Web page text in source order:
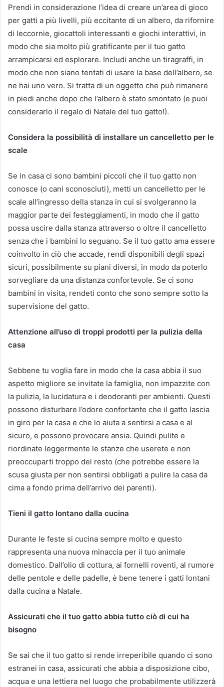
Prendi in considerazione l’idea di creare un’area di gioco
per gatti a più livelli, più eccitante di un albero, da rifornire
di leccornie, giocattoli interessanti e giochi interattivi, in
modo che sia molto più gratificante per il tuo gatto
arrampicarsi ed esplorare. Includi anche un tiragraffi, in
modo che non siano tentati di usare la base dell’albero, se
ne hai uno vero. Si tratta di un oggetto che può rimanere
in piedi anche dopo che l’albero è stato smontato (e puoi
considerarlo il regalo di Natale del tuo gatto!).
Considera la possibilità di installare un cancelletto per le
scale
Se in casa ci sono bambini piccoli che il tuo gatto non
conosce (o cani sconosciuti), metti un cancelletto per le
scale all’ingresso della stanza in cui si svolgeranno la
maggior parte dei festeggiamenti, in modo che il gatto
possa uscire dalla stanza attraverso o oltre il cancelletto
senza che i bambini lo seguano. Se il tuo gatto ama essere
coinvolto in ciò che accade, rendi disponibili degli spazi
sicuri, possibilmente su piani diversi, in modo da poterlo
sorvegliare da una distanza confortevole. Se ci sono
bambini in visita, rendeti conto che sono sempre sotto la
supervisione del gatto.
Attenzione all’uso di troppi prodotti per la pulizia della
casa
Sebbene tu voglia fare in modo che la casa abbia il suo
aspetto migliore se invitate la famiglia, non impazzite con
la pulizia, la lucidatura e i deodoranti per ambienti. Questi
possono disturbare l’odore confortante che il gatto lascia
in giro per la casa e che lo aiuta a sentirsi a casa e al
sicuro, e possono provocare ansia. Quindi pulite e
riordinate leggermente le stanze che userete e non
preoccuparti troppo del resto (che potrebbe essere la
scusa giusta per non sentirsi obbligati a pulire la casa da
cima a fondo prima dell’arrivo dei parenti).
Tieni il gatto lontano dalla cucina
Durante le feste si cucina sempre molto e questo
rappresenta una nuova minaccia per il tuo animale
domestico. Dall’olio di cottura, ai fornelli roventi, al rumore
delle pentole e delle padelle, è bene tenere i gatti lontani
dalla cucina a Natale.
Assicurati che il tuo gatto abbia tutto ciò di cui ha
bisogno
Se sai che il tuo gatto si rende irreperibile quando ci sono
estranei in casa, assicurati che abbia a disposizione cibo,
acqua e una lettiera nel luogo che probabilmente utilizzerà